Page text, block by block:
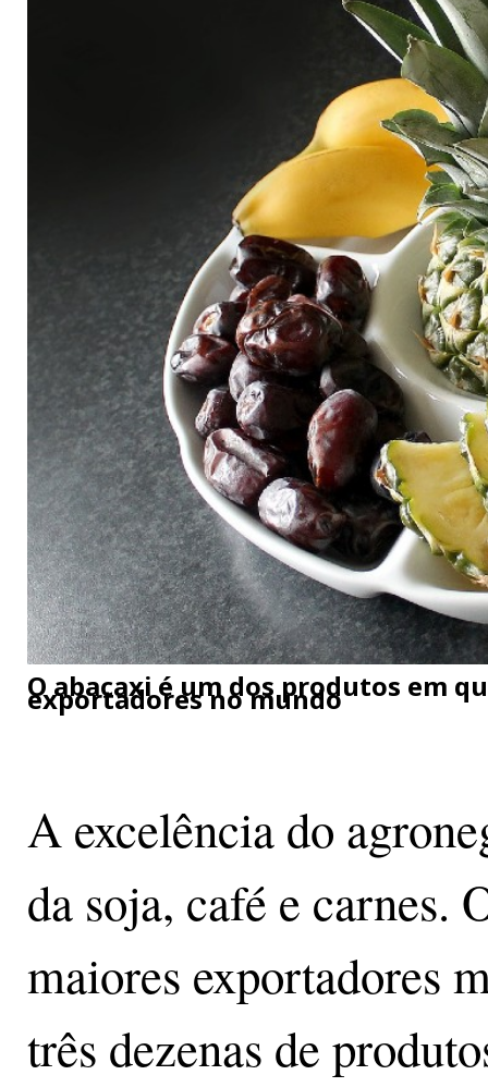
O abacaxi é um dos produtos em
exportadores no mundo
A excelência do
da soja, café e carnes.
maiores exportadores
três dezenas de